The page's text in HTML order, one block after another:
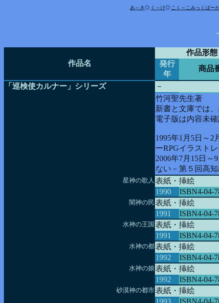
あ～き◎ く～け◎ こ く ～こ みっくばー
作品名
作品形態
発行
年
商品
「巡検使カルナー」シリーズ
－
竹河聖先生著
新書と文庫では
電子版は内容未
1995年1月5日～
ーRPGイラスト
2006年7月15日
ない－第５回高
星神の歌人 表紙・挿絵
1990
ISBN4-04-
闇神の民 表紙・挿絵
1991
ISBN4-04-
水神の王国 表紙・挿絵
1991
ISBN4-04-
水神の都表紙・挿絵
1992
ISBN4-04-
水神の娘 表紙・挿絵
1992
ISBN4-04-
砂漠神の都市表紙・挿絵
1993
ISBN4-04-